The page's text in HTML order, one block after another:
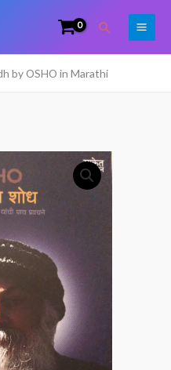
Search
by OSHO in Marathi